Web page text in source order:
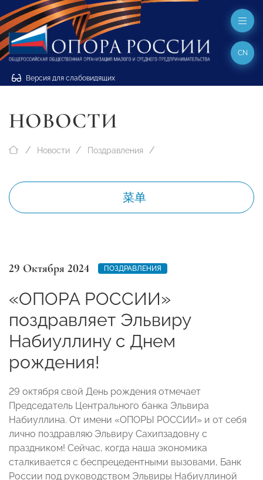
Версия для слабовидящих
CN
НОВОСТИ
Новости Поздравления
菜单
29 Октября 2024 ПОЗДРАВЛЕНИЯ
«ОПОРА РОССИИ»
поздравляет Эльвиру
Набиуллину с Днем
рождения!
29 октября свой День рождения отмечает
Председатель Центрального банка Эльвира
Набиуллина. От имени «ОПОРЫ РОССИИ» и от себя
лично поздравляю Эльвиру Сахипзадовну с
праздником! Сейчас, когда наша экономика
сталкивается с беспрецедентными вызовами, Банк
России под руководством Эльвиры Набиуллиной